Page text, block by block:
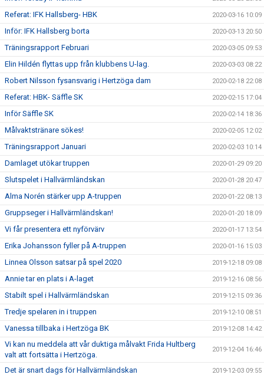
Referat: IFK Hallsberg- HBK 2020-03-16 10:09
Inför: IFK Hallsberg borta 2020-03-13 20:50
Träningsrapport Februari 2020-03-05 09:53
Elin Hildén flyttas upp från klubbens U-lag. 2020-03-03 08:22
Robert Nilsson fysansvarig i Hertzöga dam 2020-02-18 22:08
Referat: HBK- Säffle SK 2020-02-15 17:04
Inför Säffle SK 2020-02-14 18:36
Målvaktstränare sökes! 2020-02-05 12:02
Träningsrapport Januari 2020-02-03 10:14
Damlaget utökar truppen 2020-01-29 09:20
Slutspelet i Hallvärmländskan 2020-01-28 20:47
Alma Norén stärker upp A-truppen 2020-01-22 08:13
Gruppseger i Hallvärmländskan! 2020-01-20 18:09
Vi får presentera ett nyförvärv 2020-01-17 13:54
Erika Johansson fyller på A-truppen 2020-01-16 15:03
Linnea Olsson satsar på spel 2020 2019-12-18 09:08
Annie tar en plats i A-laget 2019-12-16 08:56
Stabilt spel i Hallvärmländskan 2019-12-15 09:36
Tredje spelaren in i truppen 2019-12-10 08:51
Vanessa tillbaka i Hertzöga BK 2019-12-08 14:42
Vi kan nu meddela att vår duktiga målvakt Frida Hultberg
valt att fortsätta i Hertzöga.
2019-12-04 16:46
Det är snart dags för Hallvärmländskan 2019-12-03 09:55